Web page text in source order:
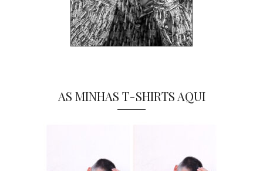
AS MINHAS T-SHIRTS AQUI